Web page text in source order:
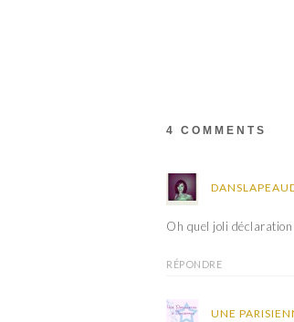
4 COMMENTS
Oh quel joli
RÉPONDRE
UNE